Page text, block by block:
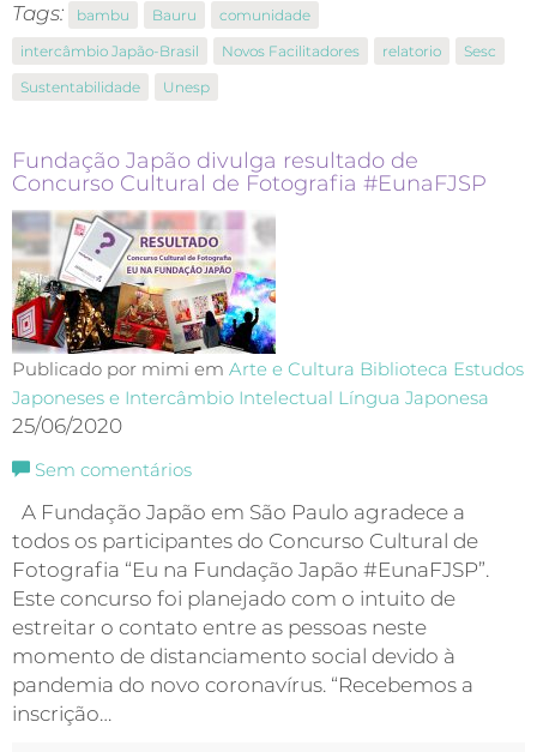
Tags:
bambu Bauru
comunidade
intercâmbio Japão-Brasil
Novos Facilitadores relatorio
Sesc
Sustentabilidade
Unesp
Fundação Japão divulga resultado de
Concurso Cultural de Fotografia #EunaFJSP
Publicado por mimi em Arte e Cultura Biblioteca Estudos
Japoneses e Intercâmbio Intelectual Língua Japonesa
25/06/2020
Sem comentários
A Fundação Japão em São Paulo agradece a
todos os participantes do Concurso Cultural de
Fotografia “Eu na Fundação Japão #EunaFJSP”.
Este concurso foi planejado com o intuito de
estreitar o contato entre as pessoas neste
momento de distanciamento social devido à
pandemia do novo coronavírus. “Recebemos a
inscrição…